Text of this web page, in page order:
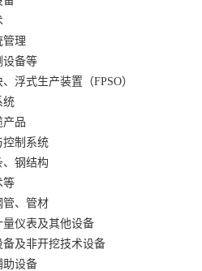
管理
设备等
浮式生产装置（FPSO）
统
产品
控制系统
、钢结构
等
管、管材
仪表及其他设备
及非开挖技术设备
助设备